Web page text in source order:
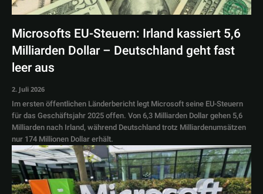
Microsofts EU-Steuern: Irland kassiert 5,6
Milliarden Dollar – Deutschland geht fast
leer aus
2. Juli 2026
Im ersten öffentlichen Länderbericht legt Microsoft seine EU-Steuern
für das Geschäftsjahr 2025 offen. Von 6,3 Milliarden Dollar gehen 5,6
Milliarden nach Irland, während Deutschland trotz Milliardenumsätzen
nur 174 Millionen Dollar erhält.